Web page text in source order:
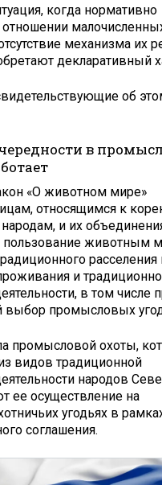
когда нормативно
механизма их
декларативный
об
в
«О животном мире»
относящимся к
и их
пользование животным
расселения
и
в том числе
выбор промысловых
промысловой охоты,
видов традиционной
народов
ее осуществление на
угодьях в
соглашения.